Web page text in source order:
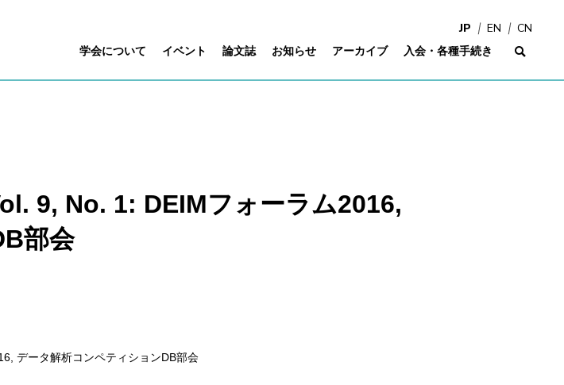
学会について イベント 論文誌 お知らせ アーカイブ 入会・各種手続き
JP EN CN
9, No. 1: DEIMフォーラム2016,
部会
データ解析コンペティションDB部会